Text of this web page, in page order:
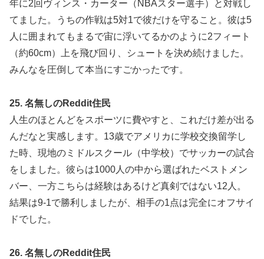
年に2回ヴィンス・カーター（NBAスター選手）と対戦し
てました。うちの作戦は5対1で彼だけを守ること。彼は5
人に囲まれてもまるで宙に浮いてるかのように2フィート
（約60cm）上を飛び回り、シュートを決め続けました。
みんなを圧倒して本当にすごかったです。
25. 名無しのReddit住民
人生のほとんどをスポーツに費やすと、これだけ差が出る
んだなと実感します。13歳でアメリカに学校交換留学し
た時、現地のミドルスクール（中学校）でサッカーの試合
をしました。彼らは1000人の中から選ばれたベストメン
バー、一方こちらは経験はあるけど真剣ではない12人。
結果は9-1で勝利しましたが、相手の1点は完全にオフサイ
ドでした。
26. 名無しのReddit住民